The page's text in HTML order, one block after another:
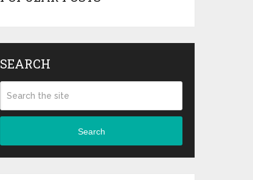
SEARCH
Search